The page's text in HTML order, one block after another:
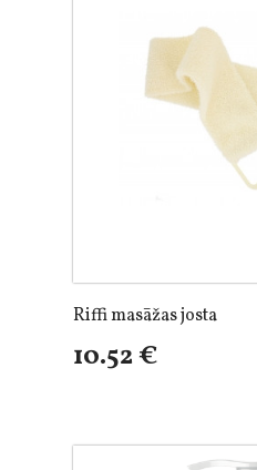
Riffi masāžas josta
10.52 €